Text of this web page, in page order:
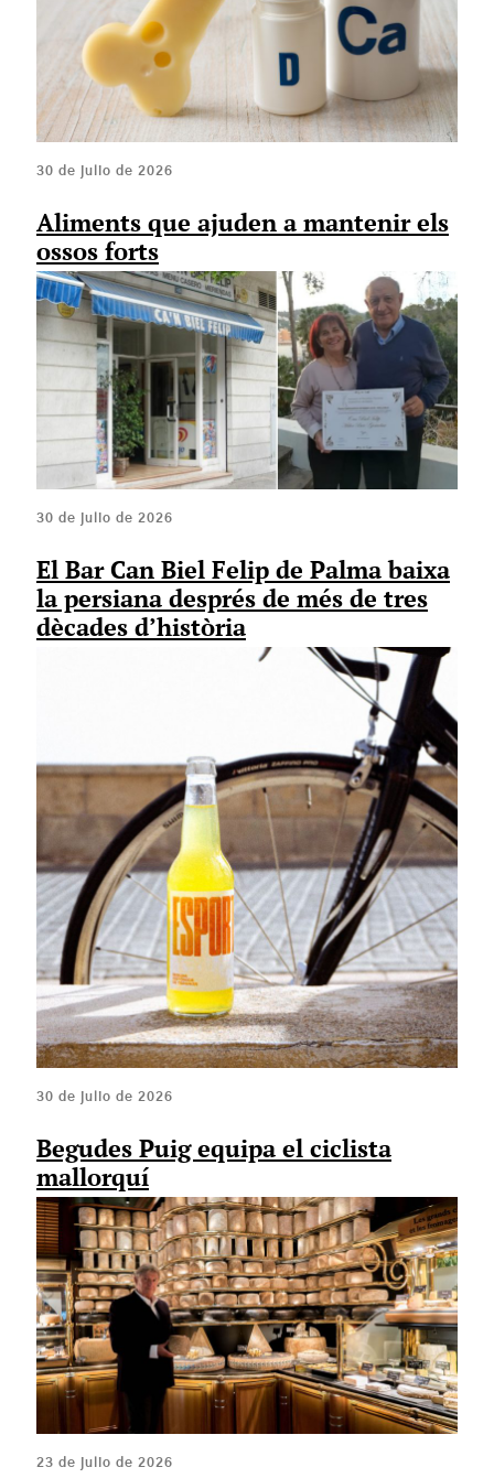
30 de julio de 2026
Aliments que ajuden a mantenir els
ossos forts
30 de julio de 2026
El Bar Can Biel Felip de Palma baixa
la persiana després de més de tres
dècades d’història
30 de julio de 2026
Begudes Puig equipa el ciclista
mallorquí
23 de julio de 2026